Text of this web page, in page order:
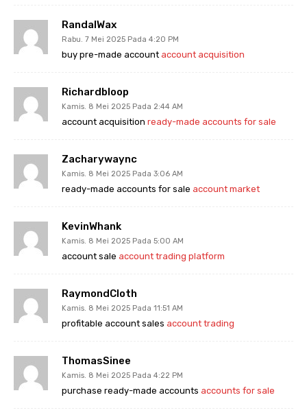
RandalWax
Rabu. 7 Mei 2025 Pada 4:20 PM
buy pre-made account account acquisition
Richardbloop
Kamis. 8 Mei 2025 Pada 2:44 AM
account acquisition ready-made accounts for sale
Zacharywaync
Kamis. 8 Mei 2025 Pada 3:06 AM
ready-made accounts for sale account market
KevinWhank
Kamis. 8 Mei 2025 Pada 5:00 AM
account sale account trading platform
RaymondCloth
Kamis. 8 Mei 2025 Pada 11:51 AM
profitable account sales account trading
ThomasSinee
Kamis. 8 Mei 2025 Pada 4:22 PM
purchase ready-made accounts accounts for sale